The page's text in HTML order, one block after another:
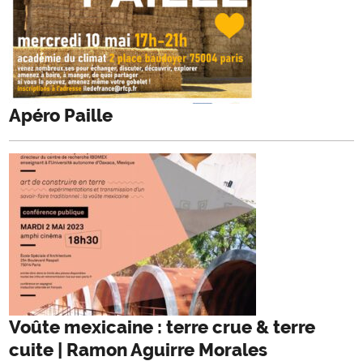
Apéro Paille
Voûte mexicaine : terre crue & terre
cuite | Ramon Aguirre Morales